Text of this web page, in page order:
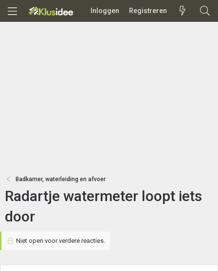
Inloggen Registreren
Badkamer, waterleiding en afvoer
Radartje watermeter loopt iets
door
Niet open voor verdere reacties.